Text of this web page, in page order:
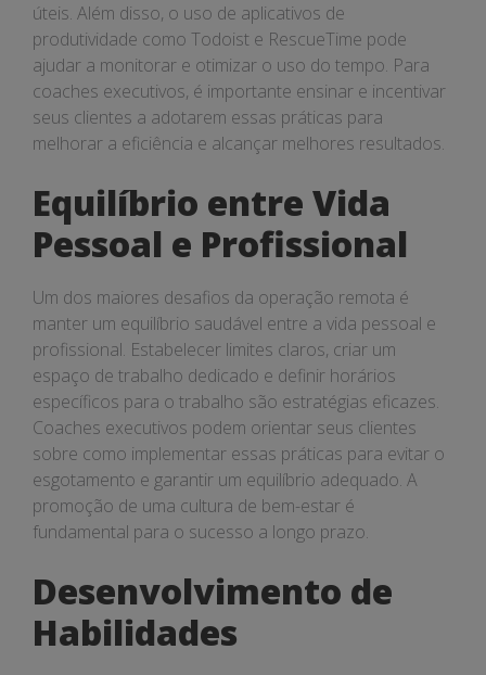
úteis. Além disso, o uso de aplicativos de
produtividade como Todoist e RescueTime pode
ajudar a monitorar e otimizar o uso do tempo. Para
coaches executivos, é importante ensinar e incentivar
seus clientes a adotarem essas práticas para
melhorar a eficiência e alcançar melhores resultados.
Equilíbrio entre Vida
Pessoal e Profissional
Um dos maiores desafios da operação remota é
manter um equilíbrio saudável entre a vida pessoal e
profissional. Estabelecer limites claros, criar um
espaço de trabalho dedicado e definir horários
específicos para o trabalho são estratégias eficazes.
Coaches executivos podem orientar seus clientes
sobre como implementar essas práticas para evitar o
esgotamento e garantir um equilíbrio adequado. A
promoção de uma cultura de bem-estar é
fundamental para o sucesso a longo prazo.
Desenvolvimento de
Habilidades